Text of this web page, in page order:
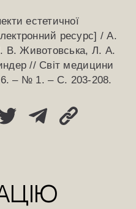
естетичної
ресурс] / А.
В. Животовська, Л. А.
// Світ медицини
– № 1. – С. 203-208.